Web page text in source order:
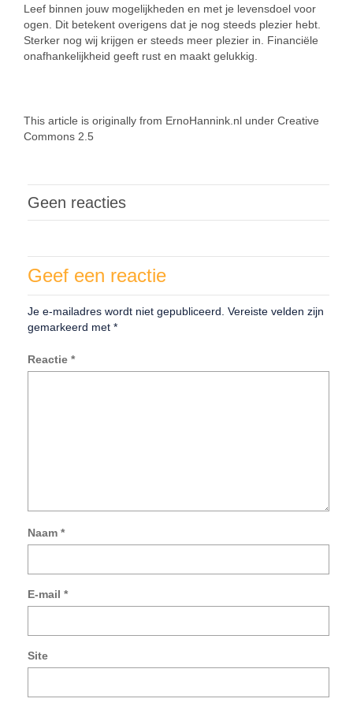
Leef binnen jouw mogelijkheden en met je levensdoel voor
ogen. Dit betekent overigens dat je nog steeds plezier hebt.
Sterker nog wij krijgen er steeds meer plezier in. Financiële
onafhankelijkheid geeft rust en maakt gelukkig.
This article is originally from ErnoHannink.nl under Creative
Commons 2.5
Geen reacties
Geef een reactie
Je e-mailadres wordt niet gepubliceerd. Vereiste velden zijn
gemarkeerd met *
Reactie *
Naam *
E-mail *
Site